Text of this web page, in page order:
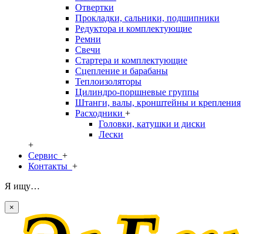
Отвертки
Прокладки, сальники, подшипники
Редуктора и комплектующие
Ремни
Свечи
Стартера и комплектующие
Сцепление и барабаны
Теплоизоляторы
Цилиндро-поршневые группы
Штанги, валы, кронштейны и крепления
Расходники +
Головки, катушки и диски
Лески
+
Сервис +
Контакты +
Я ищу…
×